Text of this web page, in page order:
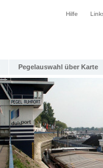
Hilfe
Pegelauswahl über Karte